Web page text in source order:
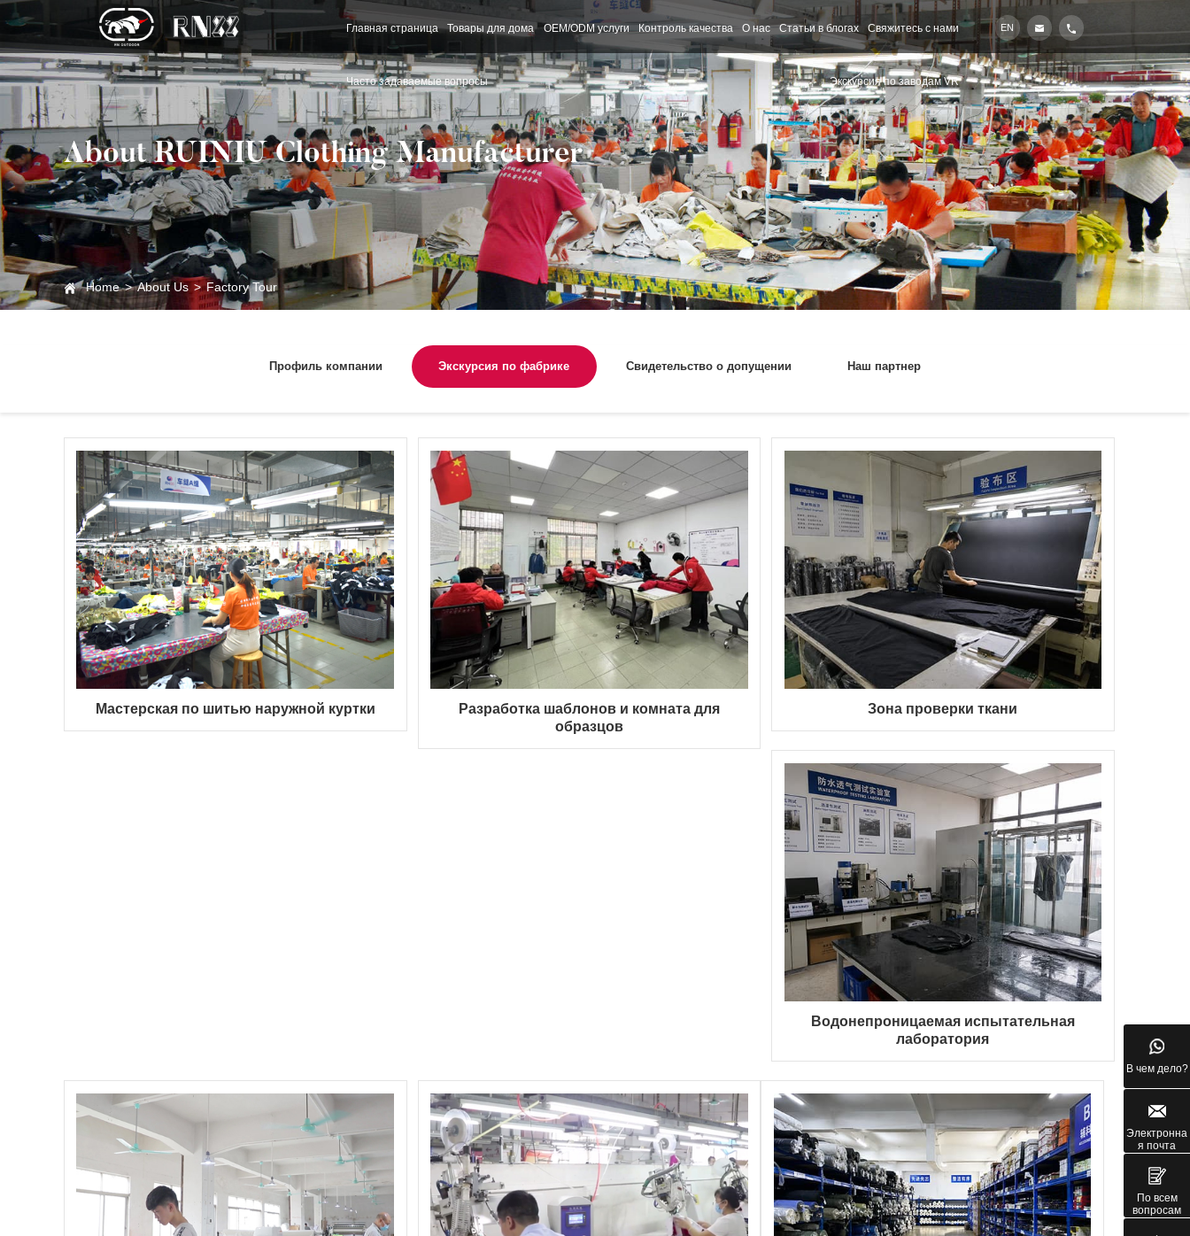
EN
Главная страница Товары для дома OEM/ODM услуги Контроль качества О нас Статьи в блогах Свяжитесь с нами
Часто задаваемые вопросы Экскурсия по заводам VR
About RUINIU Clothing Manufacturer
Home > About Us > Factory Tour
Профиль компании Экскурсия по фабрике Свидетельство о допущении Наш партнер
Мастерская по шитью наружной куртки
Разработка шаблонов и комната для
образцов
Зона проверки ткани
Водонепроницаемая испытательная
лаборатория
В чем дело?
Электронна
я почта
По всем
вопросам